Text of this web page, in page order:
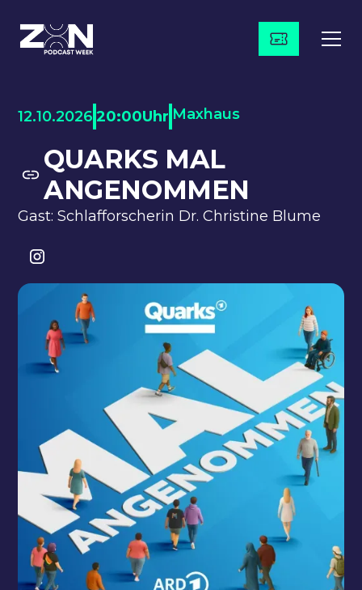
QUARKS MAL
ANGENOMMEN
Gast: Schlafforscherin Dr. Christine Blume
12.10.2026 20:00Uhr Maxhaus